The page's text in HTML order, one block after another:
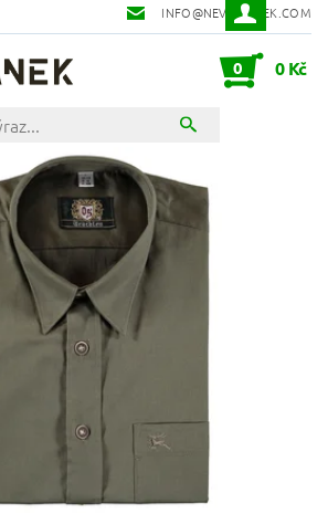
INFO@NEVORANEK.COM
0 0 Kč